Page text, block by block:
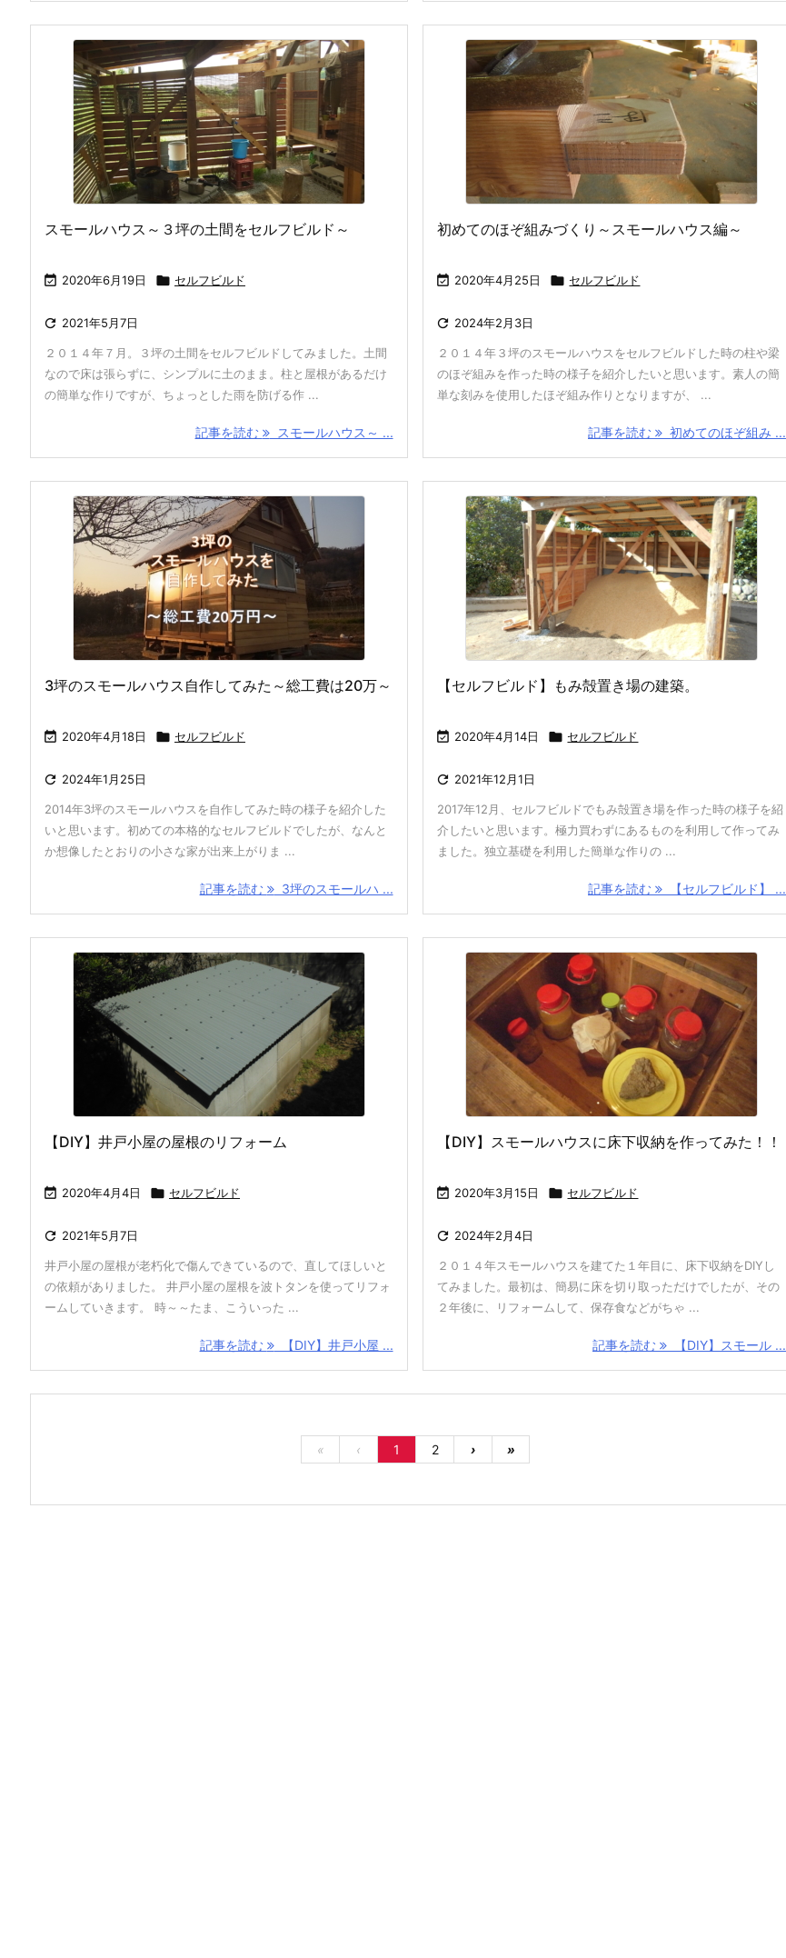
スモールハウス～３坪の土間をセルフビルド～
 2020年6月19日  セルフビルド
 2021年5月7日
２０１４年７月。３坪の土間をセルフビルドしてみました。土間
なので床は張らずに、シンプルに土のまま。柱と屋根があるだけ
の簡単な作りですが、ちょっとした雨を防げる作 ...
記事を読む スモールハウス～ ...
初めてのほぞ組みづくり～スモールハウス編～
 2020年4月25日  セルフビルド
 2024年2月3日
２０１４年３坪のスモールハウスをセルフビルドした時の柱や梁
のほぞ組みを作った時の様子を紹介したいと思います。素人の簡
単な刻みを使用したほぞ組み作りとなりますが、 ...
記事を読む 初めてのほぞ組み ...
3坪のスモールハウス自作してみた～総工費は20万～
 2020年4月18日  セルフビルド
 2024年1月25日
2014年3坪のスモールハウスを自作してみた時の様子を紹介した
いと思います。初めての本格的なセルフビルドでしたが、なんと
か想像したとおりの小さな家が出来上がりま ...
記事を読む 3坪のスモールハ ...
【セルフビルド】もみ殻置き場の建築。
 2020年4月14日  セルフビルド
 2021年12月1日
2017年12月、セルフビルドでもみ殻置き場を作った時の様子を紹
介したいと思います。極力買わずにあるものを利用して作ってみ
ました。独立基礎を利用した簡単な作りの ...
記事を読む 【セルフビルド】 ...
【DIY】井戸小屋の屋根のリフォーム
 2020年4月4日  セルフビルド
 2021年5月7日
井戸小屋の屋根が老朽化で傷んできているので、直してほしいと
の依頼がありました。 井戸小屋の屋根を波トタンを使ってリフォ
ームしていきます。 時～～たま、こういった ...
記事を読む 【DIY】井戸小屋 ...
【DIY】スモールハウスに床下収納を作ってみた！！
 2020年3月15日  セルフビルド
 2024年2月4日
２０１４年スモールハウスを建てた１年目に、床下収納をDIYし
てみました。最初は、簡易に床を切り取っただけでしたが、その
２年後に、リフォームして、保存食などがちゃ ...
記事を読む 【DIY】スモール ...
« ‹ 1 2 › »